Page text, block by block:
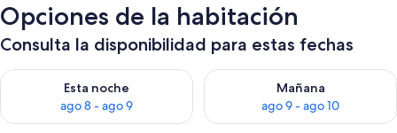
Opciones de la habitación
Consulta la disponibilidad para estas fechas
Esta noche
ago 8 - ago 9
Consulta la disponibilidad para esta noche, ago 8 - ago 9
Mañana
ago 9 - ago 10
Consulta la disponibilidad